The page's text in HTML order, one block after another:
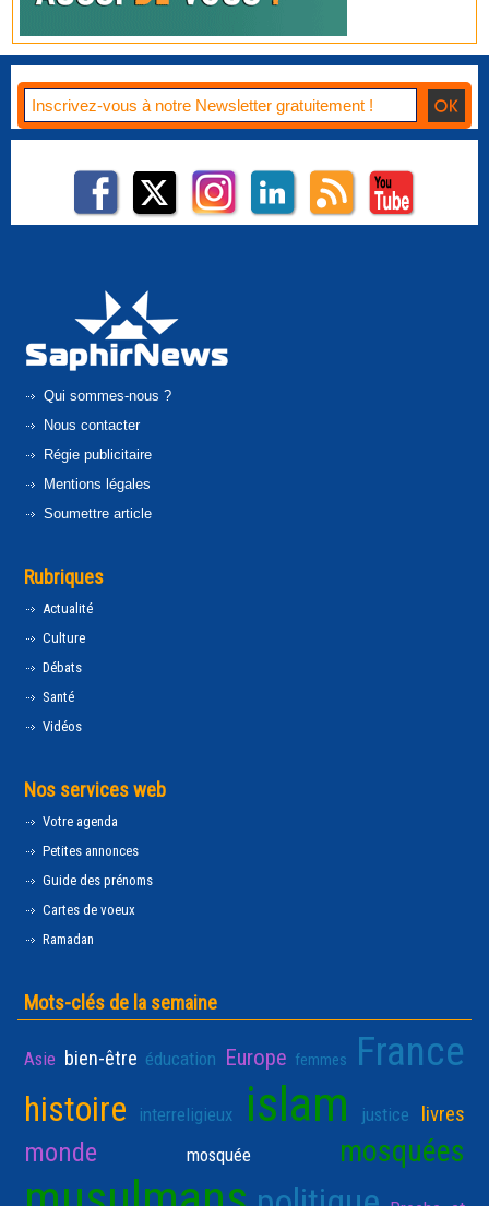
Qui sommes-nous ?
Nous contacter
Régie publicitaire
Mentions légales
Soumettre article
Rubriques
Actualité
Culture
Débats
Santé
Vidéos
Nos services web
Votre agenda
Petites annonces
Guide des prénoms
Cartes de voeux
Ramadan
Mots-clés de la semaine
Asie bien-être éducation Europe femmes France
histoire interreligieux islam justice livres
monde mosquée mosquées